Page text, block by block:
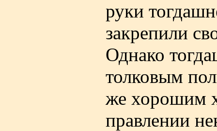
руки
закрепили
Однако
толковым
же хорошим
правлении